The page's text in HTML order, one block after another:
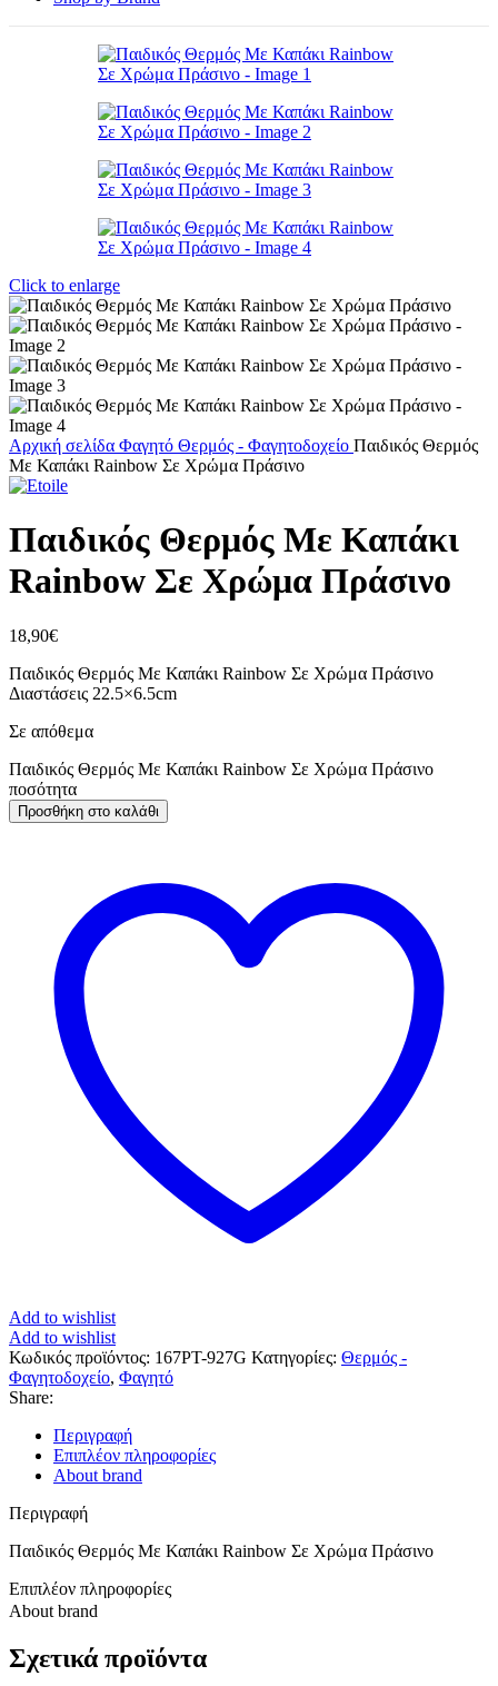
Click to enlarge
Αρχική σελίδα Φαγητό Θερμός - Φαγητοδοχείο Παιδικός Θερμός
Με Καπάκι Rainbow Σε Χρώμα Πράσινο
Παιδικός Θερμός Με Καπάκι
Rainbow Σε Χρώμα Πράσινο
18,90€
Παιδικός Θερμός Με Καπάκι Rainbow Σε Χρώμα Πράσινο
Διαστάσεις 22.5×6.5cm
Σε απόθεμα
Παιδικός Θερμός Με Καπάκι Rainbow Σε Χρώμα Πράσινο
ποσότητα
Προσθήκη στο καλάθι
Add to wishlist
Add to wishlist
Κωδικός προϊόντος: 167PT-927G Κατηγορίες: Θερμός -
Φαγητοδοχείο, Φαγητό
Share:
Περιγραφή
Επιπλέον πληροφορίες
About brand
Περιγραφή
Παιδικός Θερμός Με Καπάκι Rainbow Σε Χρώμα Πράσινο
Επιπλέον πληροφορίες
About brand
Σχετικά προϊόντα